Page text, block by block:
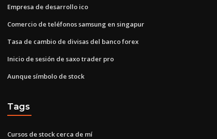
Empresa de desarrollo ico
Comercio de teléfonos samsung en singapur
Tasa de cambio de divisas del banco forex
Inicio de sesión de saxo trader pro
Aunque símbolo de stock
Tags
Cursos de stock cerca de mí